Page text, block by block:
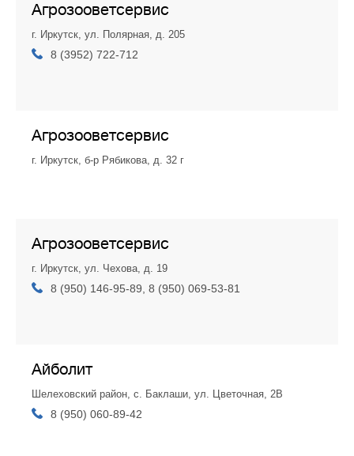
Агрозооветсервис
г. Иркутск, ул. Полярная, д. 205
8 (3952) 722-712
Агрозооветсервис
г. Иркутск, б-р Рябикова, д. 32 г
Агрозооветсервис
г. Иркутск, ул. Чехова, д. 19
8 (950) 146-95-89, 8 (950) 069-53-81
Айболит
Шелеховский район, с. Баклаши, ул. Цветочная, 2В
8 (950) 060-89-42